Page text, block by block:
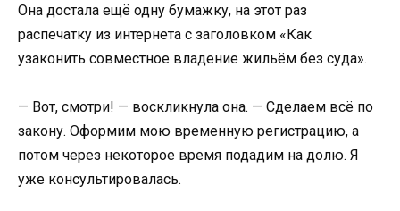
Она достала ещё одну бумажку, на этот раз
распечатку из интернета с заголовком «Как
узаконить совместное владение жильём без суда».
— Вот, смотри! — воскликнула она. — Сделаем всё по
закону. Оформим мою временную регистрацию, а
потом через некоторое время подадим на долю. Я
уже консультировалась.